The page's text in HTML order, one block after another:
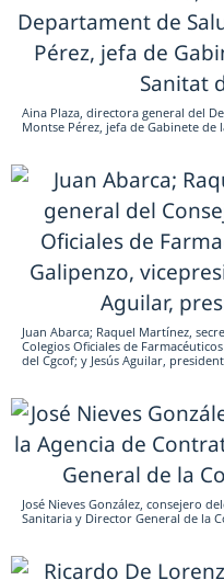
Aina Plaza, directora general del
Montse Pérez, jefa de Gabinete de
Juan Abarca; Raquel Martínez,
Colegios Oficiales de
del Cgcof; y Jesús Aguilar,
José Nieves González, consejero
Sanitaria y Director General de la